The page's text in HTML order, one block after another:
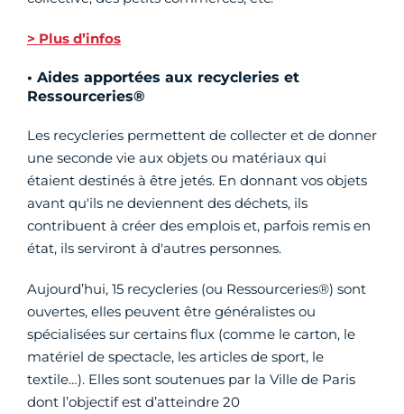
> Plus d’infos
• Aides apportées aux recycleries et
Ressourceries®
Les recycleries permettent de collecter et de donner
une seconde vie aux objets ou matériaux qui
étaient destinés à être jetés. En donnant vos objets
avant qu'ils ne deviennent des déchets, ils
contribuent à créer des emplois et, parfois remis en
état, ils serviront à d'autres personnes.
Aujourd’hui, 15 recycleries (ou Ressourceries®) sont
ouvertes, elles peuvent être généralistes ou
spécialisées sur certains flux (comme le carton, le
matériel de spectacle, les articles de sport, le
textile…). Elles sont soutenues par la Ville de Paris
dont l’objectif est d’atteindre 20